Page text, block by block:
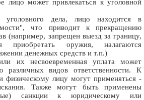
лицо может привлекаться к уголовной
уголовного дела, лицо находится в
что приводит к прекращению
(например, запрещен выезд за границу,
приобретать оружия, налагаются
денежных средств и т.п.)
их несвоевременная уплата может
различных видов ответственности. К
физическому лицу могут применяться -
Также могут быть применены
санкции к юридическому или